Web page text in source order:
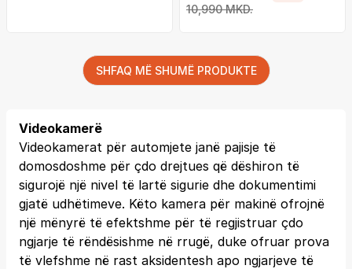
10,990 MKD.
SHFAQ MË SHUMË PRODUKTE
Videokamerë
Videokamerat për automjete janë pajisje të
domosdoshme për çdo drejtues që dëshiron të
sigurojë një nivel të lartë sigurie dhe dokumentimi
gjatë udhëtimeve. Këto kamera për makinë ofrojnë
një mënyrë të efektshme për të regjistruar çdo
ngjarje të rëndësishme në rrugë, duke ofruar prova
të vlefshme në rast aksidentesh apo ngjarjeve të